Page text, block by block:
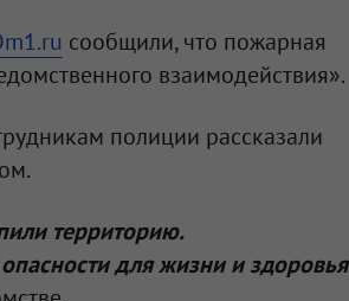
сообщили, что пожарная
взаимодействия».
полиции рассказали
территорию.
для жизни и здоровья